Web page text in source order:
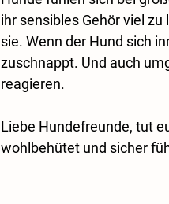
ihr sensibles Gehör viel
sie. Wenn der Hund sich
zuschnappt. Und auch
reagieren.
Liebe Hundefreunde, tut
wohlbehütet und sicher